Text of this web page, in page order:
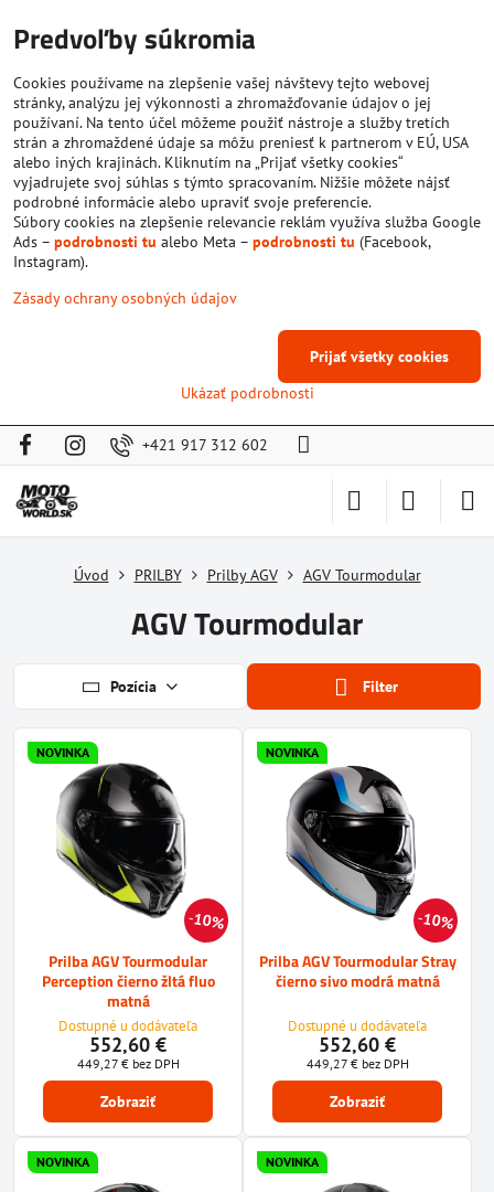
+421 917 312 602
Úvod PRILBY Prilby AGV AGV Tourmodular
AGV Tourmodular
Pozícia Filter
10%
NOVINKA
Prilba AGV Tourmodular
Perception čierno žltá fluo
matná
Dostupné u dodávateľa
552,60 €
449,27 € bez DPH
Zobraziť
10%
NOVINKA
Prilba AGV Tourmodular Stray
čierno sivo modrá matná
Dostupné u dodávateľa
552,60 €
449,27 € bez DPH
Zobraziť
NOVINKA NOVINKA
Predvoľby súkromia
Cookies používame na zlepšenie vašej návštevy tejto webovej
stránky, analýzu jej výkonnosti a zhromažďovanie údajov o jej
používaní. Na tento účel môžeme použiť nástroje a služby tretích
strán a zhromaždené údaje sa môžu preniesť k partnerom v EÚ, USA
alebo iných krajinách. Kliknutím na „Prijať všetky cookies“
vyjadrujete svoj súhlas s týmto spracovaním. Nižšie môžete nájsť
podrobné informácie alebo upraviť svoje preferencie.
Súbory cookies na zlepšenie relevancie reklám využíva služba Google
Ads – podrobnosti tu alebo Meta – podrobnosti tu (Facebook,
Instagram).
Zásady ochrany osobných údajov
Ukázať podrobnosti
Prijať všetky cookies